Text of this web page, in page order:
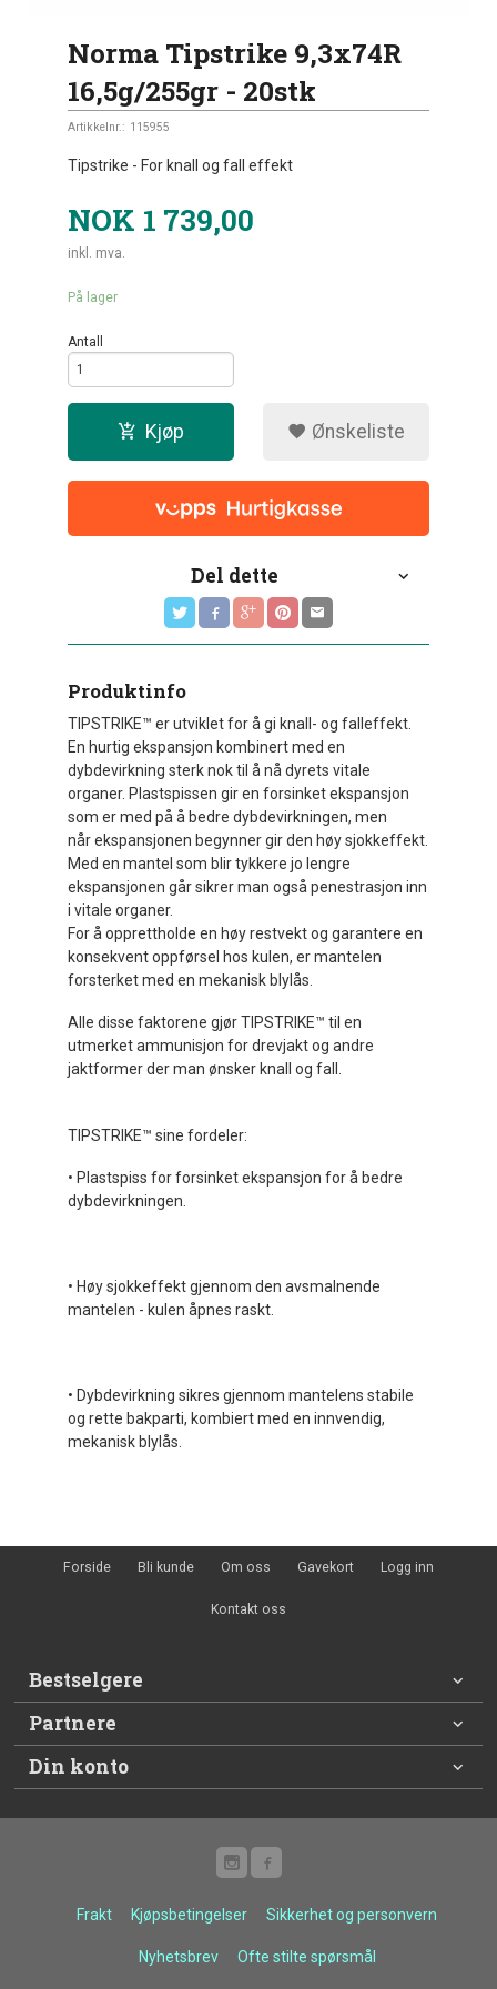
Norma Tipstrike 9,3x74R
16,5g/255gr - 20stk
Artikkelnr.: 115955
Tipstrike - For knall og fall effekt
NOK 1 739,00
inkl. mva.
På lager
Antall
Kjøp Ønskeliste
Del dette
Produktinfo
TIPSTRIKE™ er utviklet for å gi knall- og falleffekt.
En hurtig ekspansjon kombinert med en
dybdevirkning sterk nok til å nå dyrets vitale
organer. Plastspissen gir en forsinket ekspansjon
som er med på å bedre dybdevirkningen, men
når ekspansjonen begynner gir den høy sjokkeffekt.
Med en mantel som blir tykkere jo lengre
ekspansjonen går sikrer man også penestrasjon inn
i vitale organer.
For å opprettholde en høy restvekt og garantere en
konsekvent oppførsel hos kulen, er mantelen
forsterket med en mekanisk blylås.
Alle disse faktorene gjør TIPSTRIKE™ til en
utmerket ammunisjon for drevjakt og andre
jaktformer der man ønsker knall og fall.
TIPSTRIKE™ sine fordeler:
• Plastspiss for forsinket ekspansjon for å bedre
dybdevirkningen.
• Høy sjokkeffekt gjennom den avsmalnende
mantelen - kulen åpnes raskt.
• Dybdevirkning sikres gjennom mantelens stabile
og rette bakparti, kombiert med en innvendig,
mekanisk blylås.
Forside Bli kunde Om oss Gavekort Logg inn
Kontakt oss
Bestselgere
Partnere
Din konto
Frakt Kjøpsbetingelser Sikkerhet og personvern
Nyhetsbrev Ofte stilte spørsmål